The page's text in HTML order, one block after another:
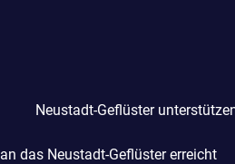
Neustadt-Geflüster
das Neustadt-Geflüster erreicht